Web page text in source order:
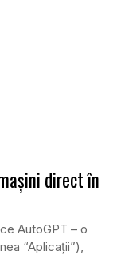
direct în
AutoGPT – o
“Aplicații”),